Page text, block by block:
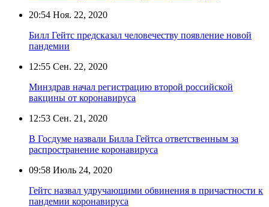
20:54 Ноя. 22, 2020
Билл Гейтс предсказал человечеству появление новой
пандемии
12:55 Сен. 22, 2020
Минздрав начал регистрацию второй российской
вакцины от коронавируса
12:53 Сен. 21, 2020
В Госдуме назвали Билла Гейтса ответственным за
распространение коронавируса
09:58 Июль 24, 2020
Гейтс назвал удручающими обвинения в причастности к
пандемии коронавируса